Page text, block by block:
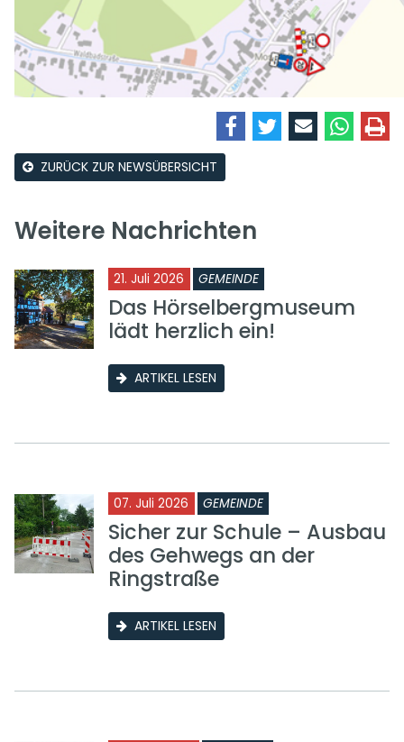
ZURÜCK ZUR NEWSÜBERSICHT
Weitere Nachrichten
21. Juli 2026 GEMEINDE
Das Hörselbergmuseum
lädt herzlich ein!
ARTIKEL LESEN
07. Juli 2026 GEMEINDE
Sicher zur Schule – Ausbau
des Gehwegs an der
Ringstraße
ARTIKEL LESEN